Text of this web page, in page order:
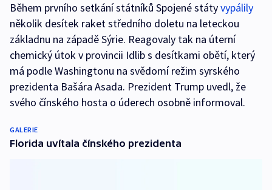
Během prvního setkání státníků Spojené státyvypálily
několik desítek raket středního doletu na leteckou
základnu na západě Sýrie. Reagovaly tak na úterní
chemický útok v provincii Idlib s desítkami obětí, který
má podle Washingtonu na svědomí režim syrského
prezidenta Bašára Asada. Prezident Trump uvedl, že
svého čínského hosta o úderech osobně informoval.
GALERIE
Florida uvítala čínského prezidenta